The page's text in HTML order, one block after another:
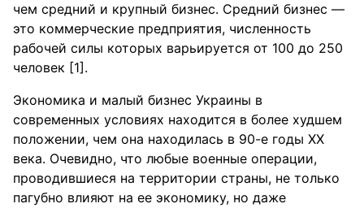
чем средний и крупный бизнес. Средний бизнес —
это коммерческие предприятия, численность
рабочей силы которых варьируется от 100 до 250
человек [1].
Экономика и малый бизнес Украины в
современных условиях находится в более худшем
положении, чем она находилась в 90-е годы ХХ
века. Очевидно, что любые военные операции,
проводившиеся на территории страны, не только
пагубно влияют на ее экономику, но даже